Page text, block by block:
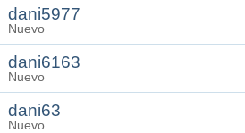
dani5977
Nuevo
dani6163
Nuevo
dani63
Nuevo